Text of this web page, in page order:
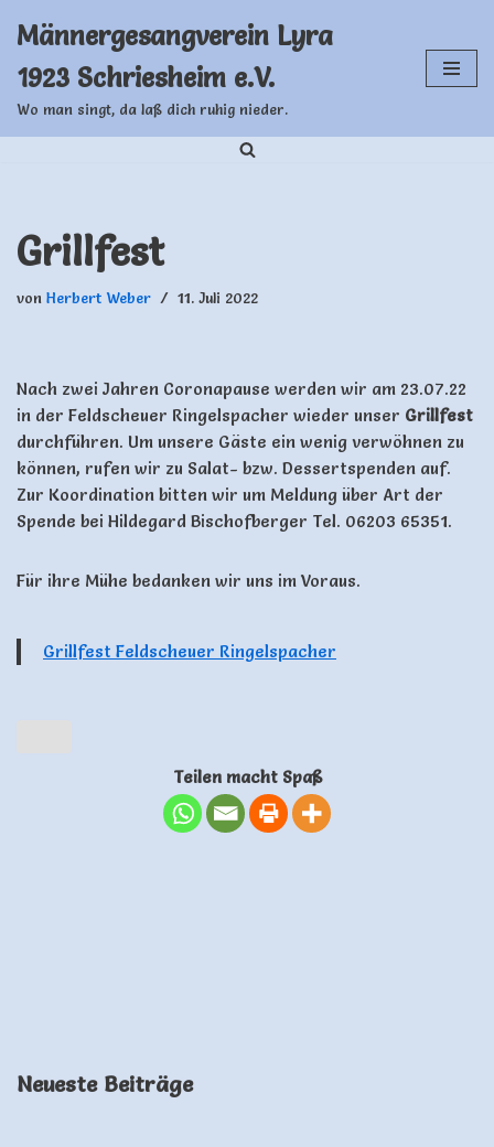
Inhalt
springen
Männergesangverein Lyra
1923 Schriesheim e.V.
Wo man singt, da laß dich ruhig nieder.
Grillfest
von Herbert Weber 11. Juli 2022
Nach zwei Jahren Coronapause werden wir am 23.07.22
in der Feldscheuer Ringelspacher wieder unser Grillfest
durchführen. Um unsere Gäste ein wenig verwöhnen zu
können, rufen wir zu Salat- bzw. Dessertspenden auf.
Zur Koordination bitten wir um Meldung über Art der
Spende bei Hildegard Bischofberger Tel. 06203 65351.
Für ihre Mühe bedanken wir uns im Voraus.
Grillfest Feldscheuer Ringelspacher
Teilen macht Spaß
Neueste Beiträge